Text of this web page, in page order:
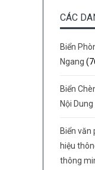
CÁC
Biển
Ngang
Biển
Nội Dung
Biển văn
hiệu
thông